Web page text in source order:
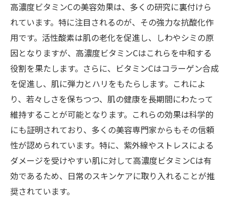
高濃度ビタミンCの美容効果は、多くの研究に裏付けら
れています。特に注目されるのが、その強力な抗酸化作
用です。活性酸素は肌の老化を促進し、しわやシミの原
因となりますが、高濃度ビタミンCはこれらを中和する
役割を果たします。さらに、ビタミンCはコラーゲン合成
を促進し、肌に弾力とハリをもたらします。これによ
り、若々しさを保ちつつ、肌の健康を長期間にわたって
維持することが可能となります。これらの効果は科学的
にも証明されており、多くの美容専門家からもその信頼
性が認められています。特に、紫外線やストレスによる
ダメージを受けやすい肌に対して高濃度ビタミンCは有
効であるため、日常のスキンケアに取り入れることが推
奨されています。